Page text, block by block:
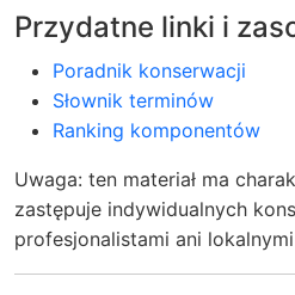
Przydatne linki i
Poradnik konserwacji
Słownik terminów
Ranking komponentów
Uwaga: ten materiał ma
zastępuje indywidualnych
profesjonalistami ani